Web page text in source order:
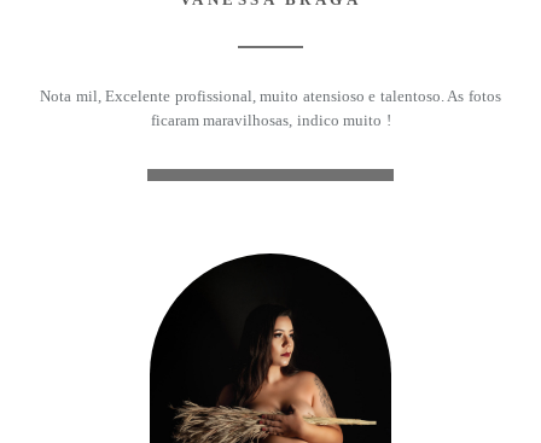
Nota mil, Excelente profissional, muito atensioso e talentoso. As fotos
ficaram maravilhosas, indico muito !